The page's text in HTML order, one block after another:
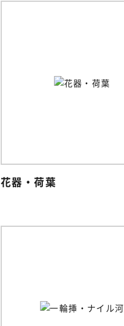
花器・荷葉